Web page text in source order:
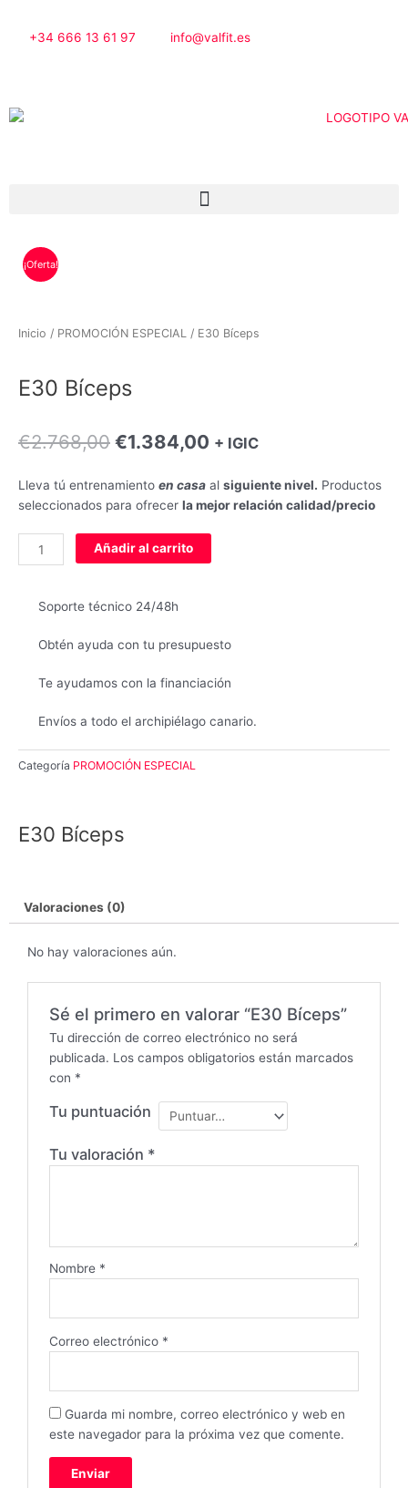
+34 666 13 61 97 info@valfit.es
¡Oferta!
Inicio / PROMOCIÓN ESPECIAL / E30 Bíceps
E30 Bíceps
€2.768,00 El
original
era:
€1.384,00 El
actual
es:
+ IGIC
Lleva tú entrenamiento en casa al siguiente nivel. Productos
seleccionados para ofrecer la mejor relación calidad/precio
E30
Bíceps
Añadir al carrito
Soporte técnico 24/48h
Obtén ayuda con tu presupuesto
Te ayudamos con la financiación
Envíos a todo el archipiélago canario.
Categoría PROMOCIÓN ESPECIAL
E30 Bíceps
Valoraciones (0)
No hay valoraciones aún.
Sé el primero en valorar “E30 Bíceps”
Tu dirección de correo electrónico no será
publicada. Los campos obligatorios están marcados
con *
Tu puntuación
Tu valoración *
Nombre *
Correo electrónico *
Guarda mi nombre, correo electrónico y web en
este navegador para la próxima vez que comente.